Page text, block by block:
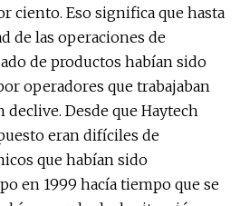
ciento. Eso significa que hasta
de las operaciones de
de productos habían sido
operadores que trabajaban
Desde que Haytech
eran difíciles de
que habían sido
en 1999 hacía tiempo que se